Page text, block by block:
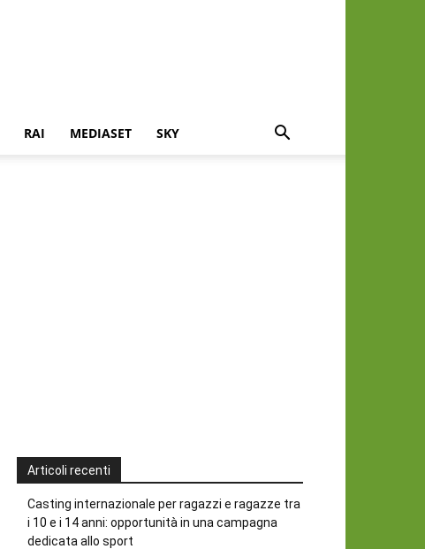
RAI MEDIASET SKY
Articoli recenti
Casting internazionale per ragazzi e ragazze tra
i 10 e i 14 anni: opportunità in una campagna
dedicata allo sport